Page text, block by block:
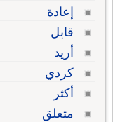
إعادة
قابل
أريد
كردي
أكثر
متعلق